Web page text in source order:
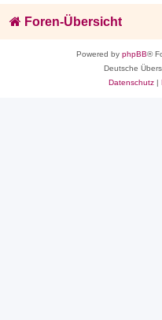
Foren-Übersicht
Powered by phpBB®
Deutsche
Datenschutz|